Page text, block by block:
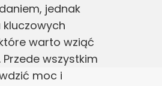
jednak
kluczowych
warto wziąć
wszystkim
moc i